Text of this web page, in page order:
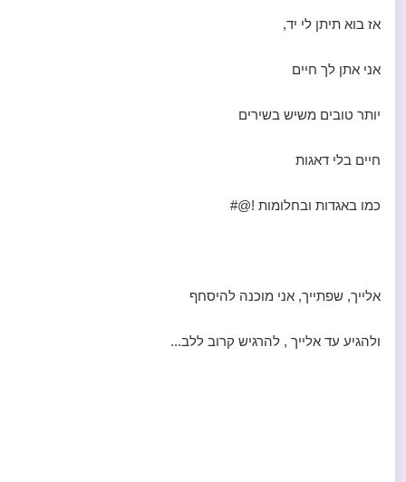
אז בוא תיתן לי יד,
אני אתן לך חיים
יותר טובים משיש בשירים
חיים בלי דאגות
כמו באגדות ובחלומות !@#
אלייך, שפתייך, אני מוכנה להיסחף
ולהגיע עד אלייך , להרגיש קרוב ללב...